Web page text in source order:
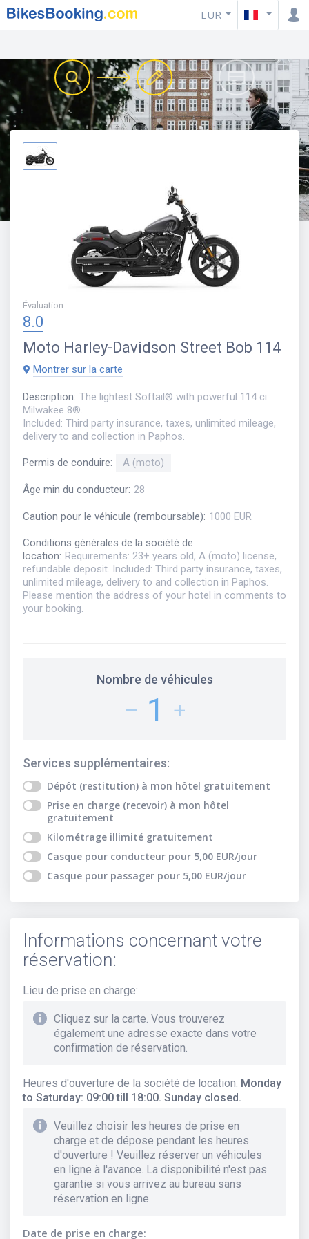
EUR
Évaluation:
8.0
Moto Harley-Davidson Street Bob 114
Montrer sur la carte
Description: The lightest Softail® with powerful 114 ci
Milwakee 8®.
Included: Third party insurance, taxes, unlimited mileage,
delivery to and collection in Paphos.
Permis de conduire: A (moto)
Âge min du conducteur: 28
Caution pour le véhicule (remboursable): 1000 EUR
Conditions générales de la société de
location: Requirements: 23+ years old, A (moto) license,
refundable deposit. Included: Third party insurance, taxes,
unlimited mileage, delivery to and collection in Paphos.
Please mention the address of your hotel in comments to
your booking.
Nombre de véhicules
– 1 +
Services supplémentaires:
Dépôt (restitution) à mon hôtel gratuitement
Prise en charge (recevoir) à mon hôtel
gratuitement
Kilométrage illimité gratuitement
Casque pour conducteur pour 5,00 EUR/jour
Casque pour passager pour 5,00 EUR/jour
Informations concernant votre
réservation:
Lieu de prise en charge:
Cliquez sur la carte. Vous trouverez
également une adresse exacte dans votre
confirmation de réservation.
Heures d'ouverture de la société de location: Monday
to Saturday: 09:00 till 18:00. Sunday closed.
Veuillez choisir les heures de prise en
charge et de dépose pendant les heures
d'ouverture ! Veuillez réserver un véhicules
en ligne à l'avance. La disponibilité n'est pas
garantie si vous arrivez au bureau sans
réservation en ligne.
Date de prise en charge: